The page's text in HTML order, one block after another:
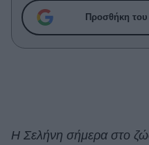
Συνεντεύξεις
Who
True Stories
Προσθήκη
Η Σελήνη σήμερα στο